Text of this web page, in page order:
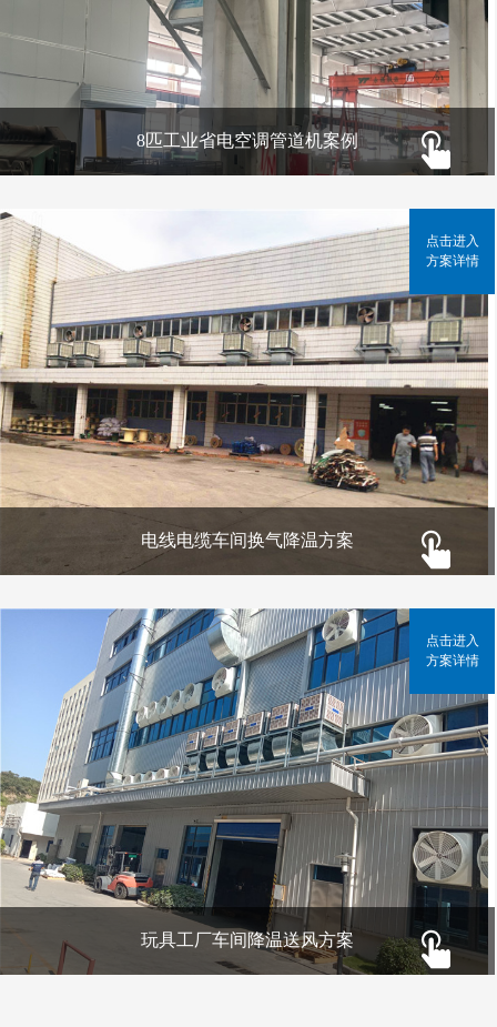
8匹工业省电空调管道机案例
电线电缆车间换气降温方案
点击进入
方案详情
玩具工厂车间降温送风方案
点击进入
方案详情